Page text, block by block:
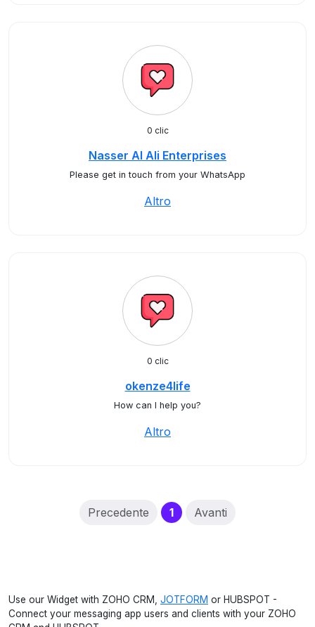
0 clic
Nasser Al Ali Enterprises
Please get in touch from your WhatsApp
Altro
0 clic
okenze4life
How can I help you?
Altro
Precedente 1(current)
Avanti
Use our Widget with ZOHO CRM, JOTFORM or HUBSPOT -
Connect your messaging app users and clients with your ZOHO